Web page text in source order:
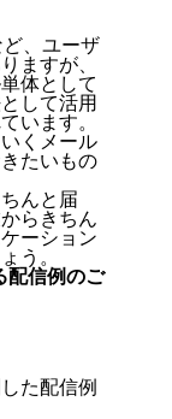
、ユーザ
ますが、
体として
して活用
います。
くメール
たいもの
んと届
らきちん
ーション
う。
配信例のご
た配信例